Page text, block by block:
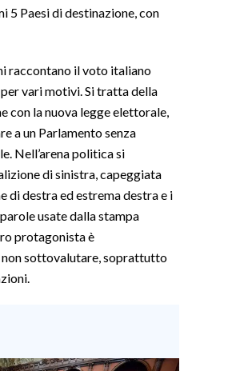
5 Paesi di destinazione, con
raccontano il voto italiano
per vari motivi. Si tratta della
con la nuova legge elettorale,
a un Parlamento senza
Nell’arena politica si
di sinistra, capeggiata
di destra ed estrema destra e i
usate dalla stampa
protagonista è
non sottovalutare, soprattutto